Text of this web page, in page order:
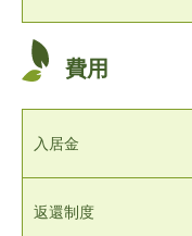
費用
入居金
返還制度